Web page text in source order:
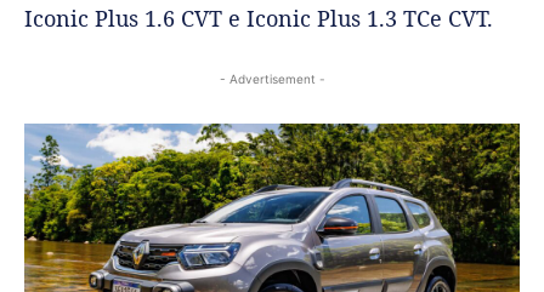
Iconic Plus 1.6 CVT e Iconic Plus 1.3 TCe CVT.
- Advertisement -